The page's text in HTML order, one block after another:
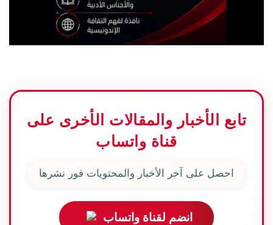
تابع الأخبار والمقالات الأخرى على
قناة واتساب
احصل على آخر الأخبار والمحتويات فور نشرها
انضم لقناة واتساب